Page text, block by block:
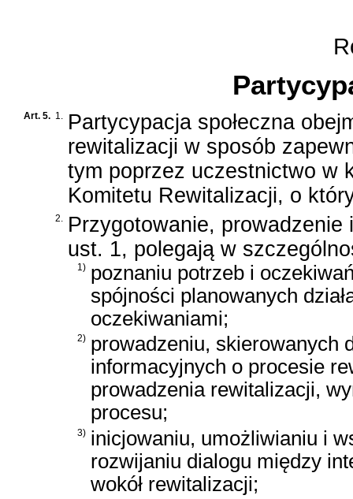
Art. 5. 1.
Partycypacja społeczna
rewitalizacji w sposób
tym poprzez uczestnictwo w
Komitetu Rewitalizacji, o
2.
Przygotowanie,
ust. 1, polegają w
1) poznaniu potrzeb i
spójności planowanych
oczekiwaniami;
2) prowadzeniu, skierowanych
informacyjnych o procesie
prowadzenia rewitalizacji,
procesu;
3) inicjowaniu, umożliwianiu i
rozwijaniu dialogu między
wokół rewitalizacji;